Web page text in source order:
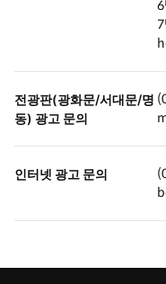
6
전광판(광화문/서대문/명
동) 광고 문의
인터넷 광고 문의